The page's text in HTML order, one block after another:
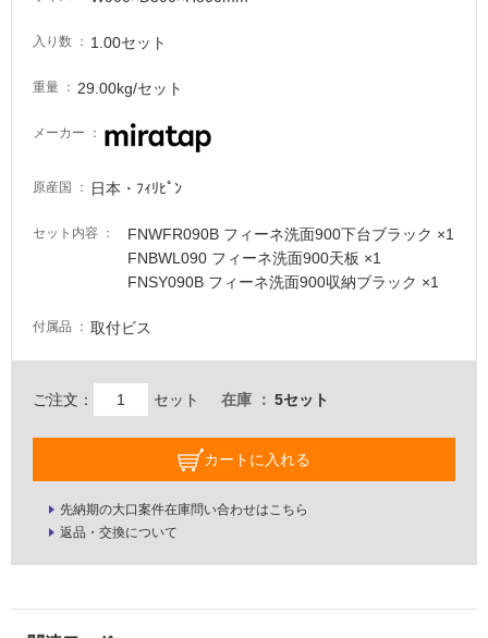
入り数 1.00セット
重量 29.00kg/セット
メーカー
原産国 日本・ﾌｨﾘﾋﾟﾝ
セット内容
FNWFR090B フィーネ洗面900下台ブラック ×1
FNBWL090 フィーネ洗面900天板 ×1
FNSY090B フィーネ洗面900収納ブラック ×1
付属品 取付ビス
ご注文： セット 在庫 5セット
カートに入れる
先納期の大口案件在庫問い合わせはこちら
返品・交換について